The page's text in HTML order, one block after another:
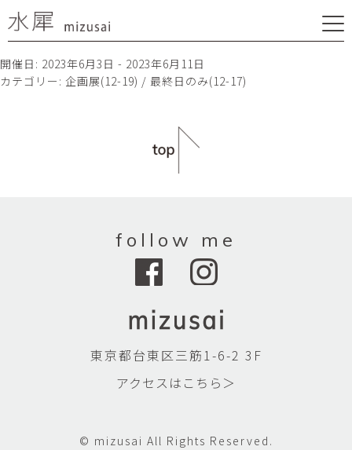
開催日: 2023年6月3日 - 2023年6月11日
カテゴリー: 企画展(12-19) / 最終日のみ(12-17)
follow me
東京都台東区三筋1-6-2 3F
アクセスはこちら＞
© mizusai All Rights Reserved.